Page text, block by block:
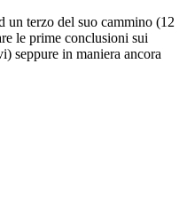
un terzo del suo cammino (12
le prime conclusioni sui
seppure in maniera ancora